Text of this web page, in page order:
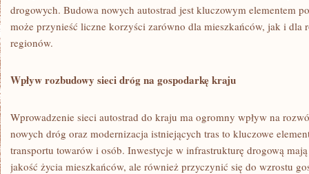
drogowych. Budowa nowych autostrad jest kluczowym elementem
może przynieść liczne ⁤korzyści zarówno dla mieszkańców, jak i dla
regionów.
Wpływ‌ rozbudowy sieci⁢ dróg na gospodarkę kraju
Wprowadzenie sieci​ autostrad do​ kraju ma ogromny wpływ na
nowych dróg oraz ​modernizacja istniejących tras to⁣ kluczowe
transportu ⁢towarów i​ osób. Inwestycje w‍ infrastrukturę drogową
‌jakość życia mieszkańców, ale‌ również ⁤przyczynić się do wzrostu